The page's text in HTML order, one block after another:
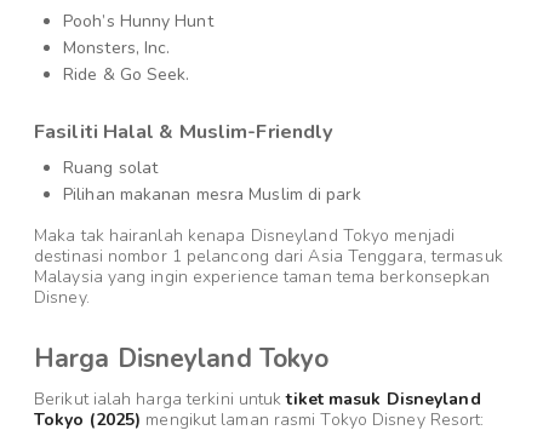
Pooh’s Hunny Hunt
Monsters, Inc.
Ride & Go Seek.
Fasiliti Halal & Muslim-Friendly
Ruang solat
Pilihan makanan mesra Muslim di park
Maka tak hairanlah kenapa Disneyland Tokyo menjadi
destinasi nombor 1 pelancong dari Asia Tenggara, termasuk
Malaysia yang ingin experience taman tema berkonsepkan
Disney.
Harga Disneyland Tokyo
Berikut ialah harga terkini untuktiket masuk Disneyland
Tokyo (2025) mengikut laman rasmi Tokyo Disney Resort: